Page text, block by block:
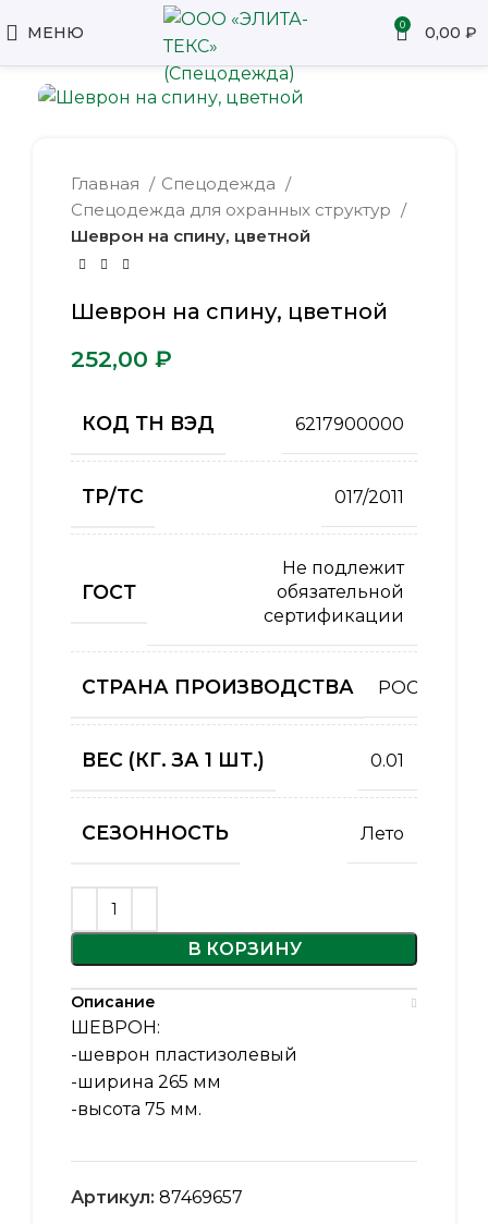
МЕНЮ 0 0,00 ₽
Главная
Спецодежда
Спецодежда для охранных структур
Шеврон на спину, цветной
Шеврон на спину, цветной
₽
КОД ТН ВЭД 6217900000
ТР/ТС 017/2011
ГОСТ
Не подлежит
обязательной
сертификации
СТРАНА ПРОИЗВОДСТВА РОССИЯ
ВЕС (КГ. ЗА 1 ШТ.) 0.01
СЕЗОННОСТЬ Лето
В КОРЗИНУ
Описание
ШЕВРОН:
-шеврон пластизолевый
-ширина 265 мм
-высота 75 мм.
Артикул: 87469657